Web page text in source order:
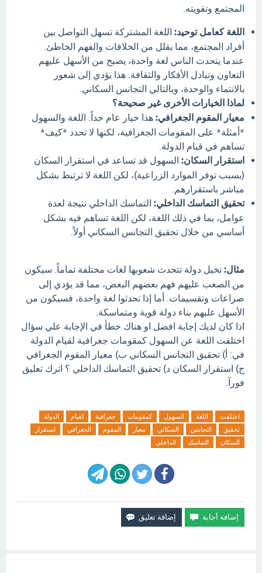
المجتمع وتقويته.
اللغة كعامل توحيد: اللغة المشتركة تسهل التواصل بين
أفراد المجتمع، مما يقلل من الخلافات والفهم الخاطئ.
عندما يتحدث الناس لغة واحدة، يصبح من الأسهل عليهم
التعاون وتبادل الأفكار والثقافة. هذا يؤدي إلى شعور
بالانتماء والوحدة، وبالتالي التجانس السكاني.
لماذا الخيارات الأخرى غير صحيحة؟
معيار المقوم الجغرافي: هذا خيار عام جداً. اللغة والسهول
*أمثلة* على المقومات الجغرافية، لكنها لا تحدد *كيف*
تساهم في قيام الدولة.
استقرار السكان: السهول قد تساعد في استقرار السكان
(بسبب توفر الموارد الزراعية)، لكن اللغة لا ترتبط بشكل
مباشر باستقرارهم.
تحقيق التماسك الداخلي: التماسك الداخلي نتيجة لعدة
عوامل، بما في ذلك اللغة، لكن اللغة تساهم فيه بشكل
أساسي من خلال تحقيق التجانس السكاني أولاً.
مثال: تخيل دولة تتحدث شعوبها لغات مختلفة تماماً. سيكون
من الصعب عليهم فهم بعضهم البعض، مما قد يؤدي إلى
صراعات وتقسيمات. أما إذا تحدثوا لغة واحدة، فسيكون من
الأسهل عليهم بناء دولة قوية ومتماسكة.
اذا كان لديك إجابة افضل او هناك خطأ في الإجابة علي سؤال
اختلفت اللغة عن السهول كمقومات جغرافية لقيام الدولة
في: أ) تحقيق التجانس السكاني ب) معيار المقوم الجغرافي
ج) استقرار السكان د) تحقيق التماسك الداخلي ؟ اترك تعليق
فورآ.
اختلفت اللغة السهول كمقومات جغرافية لقيام
الدولة
تحقيق
التجانس السكاني معيار المقوم الجغرافي
استقرار
السكان
التماسك الداخلي